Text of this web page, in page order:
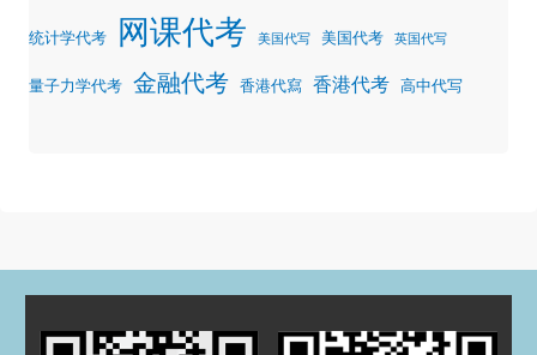
统计学代考 网课代考 美国代写 美国代考 英国代写
量子力学代考 金融代考 香港代寫 香港代考 高中代写
2025 年 3 月
2024 年 5 月